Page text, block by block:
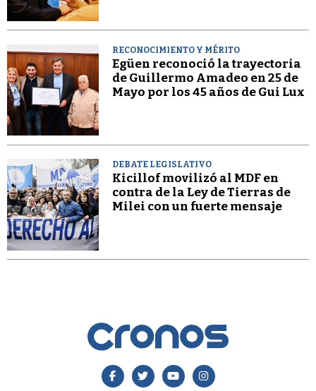
RECONOCIMIENTO Y MÉRITO
Egüen reconoció la trayectoria
de Guillermo Amadeo en 25 de
Mayo por los 45 años de Gui Lux
DEBATE LEGISLATIVO
Kicillof movilizó al MDF en
contra de la Ley de Tierras de
Milei con un fuerte mensaje